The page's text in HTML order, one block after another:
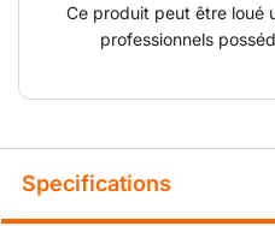
la rend plus résistante aux
groupes de personnes
Ce produit peut être loué
professionnels
Specifications